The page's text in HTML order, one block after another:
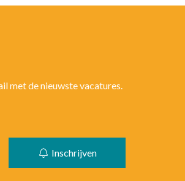
met de nieuwste vacatures.
Inschrijven